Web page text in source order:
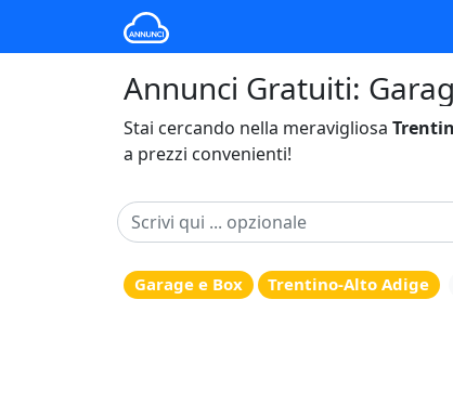
Annunci Gratuiti:
Stai cercando nella meravigliosa
a prezzi convenienti!
Garage e Box Trentino-Alto Adige